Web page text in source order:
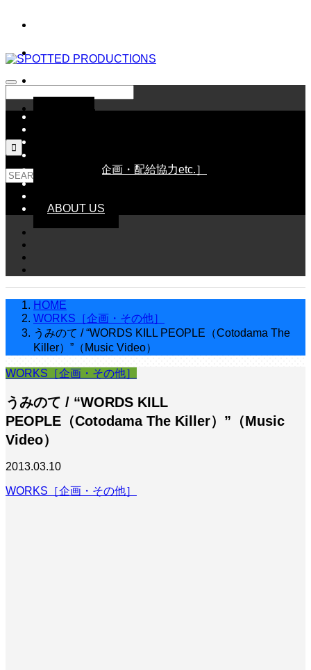

WORKS［企画・配給協力etc.］
ABOUT US
HOME
WORKS［企画・その他］
うみのて / “WORDS KILL PEOPLE（Cotodama The
Killer）”（Music Video）
WORKS［企画・その他］
うみのて / “WORDS KILL
PEOPLE（Cotodama The Killer）”（Music
Video）
2013.03.10
WORKS［企画・その他］